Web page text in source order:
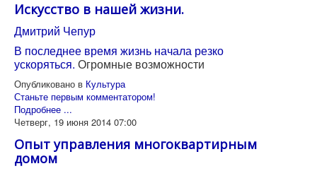
Искусство в нашей жизни.
Дмитрий Чепур
В последнее время жизнь начала резко
ускоряться. Огромные возможности
Опубликовано в Культура
Станьте первым комментатором!
Подробнее ...
Четверг, 19 июня 2014 07:00
Опыт управления многоквартирным
домом